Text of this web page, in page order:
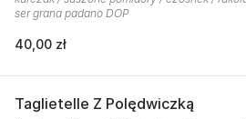
ser grana padano DOP
40,00 zł
Taglietelle Z Polędwiczką